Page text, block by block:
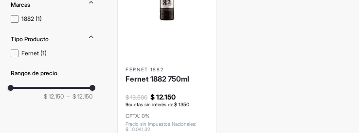
Marcas
1882 (1)
Tipo Producto
Fernet (1)
Rangos de precio
$ 12.150 – $ 12.150
FERNET 1882
Fernet 1882 750ml
$12.150
$ 13.500
9cuotas sin interés de:$ 1350
CFTA: 0%
Precio sin Impuestos Nacionales:
$ 10.041 32